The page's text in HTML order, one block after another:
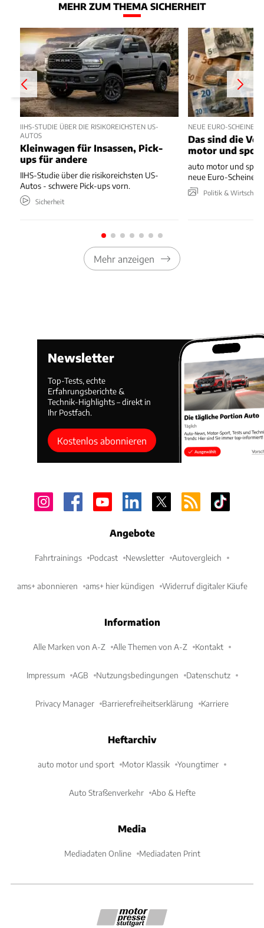
MEHR ZUM THEMA SICHERHEIT
IIHS-STUDIE ÜBER DIE RISIKOREICHSTEN US-
AUTOS
Kleinwagen für Insassen, Pick-
ups für andere
IIHS-Studie über die risikoreichsten US-
Autos - schwere Pick-ups vorn.
Sicherheit
NEUE EURO-SCHEINE
Das sind die
motor und sport
auto motor und
neue Euro-Scheine
Politik & Wirtschaft
Mehr anzeigen
Newsletter
Top-Tests, echte
Erfahrungsberichte &
Technik-Highlights – direkt in
Ihr Postfach.
Kostenlos abonnieren
Angebote
Fahrtrainings Podcast Newsletter Autovergleich
ams+ abonnieren ams+ hier kündigen Widerruf digitaler Käufe
Information
Alle Marken von A-Z Alle Themen von A-Z Kontakt
Impressum AGB Nutzungsbedingungen Datenschutz
Privacy Manager Barrierefreiheitserklärung Karriere
Heftarchiv
auto motor und sport Motor Klassik Youngtimer
Auto Straßenverkehr Abo & Hefte
Media
Mediadaten Online Mediadaten Print